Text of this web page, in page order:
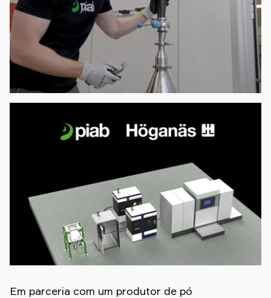
Em parceria com um produtor de pó